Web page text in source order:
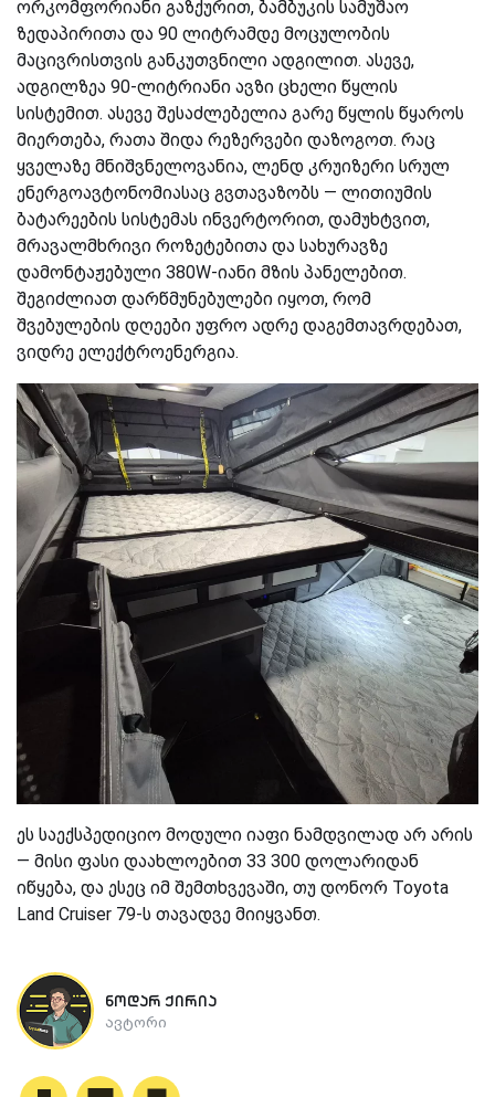
ორკომფორიანი გაზქურით, ბამბუკის სამუშაო
ზედაპირითა და 90 ლიტრამდე მოცულობის
მაცივრისთვის განკუთვნილი ადგილით. ასევე,
ადგილზეა 90-ლიტრიანი ავზი ცხელი წყლის
სისტემით. ასევე შესაძლებელია გარე წყლის წყაროს
მიერთება, რათა შიდა რეზერვები დაზოგოთ. რაც
ყველაზე მნიშვნელოვანია, ლენდ კრუიზერი სრულ
ენერგოავტონომიასაც გვთავაზობს — ლითიუმის
ბატარეების სისტემას ინვერტორით, დამუხტვით,
მრავალმხრივი როზეტებითა და სახურავზე
დამონტაჟებული 380W-იანი მზის პანელებით.
შეგიძლიათ დარწმუნებულები იყოთ, რომ
შვებულების დღეები უფრო ადრე დაგემთავრდებათ,
ვიდრე ელექტროენერგია.
ეს საექსპედიციო მოდული იაფი ნამდვილად არ არის
— მისი ფასი დაახლოებით 33 300 დოლარიდან
იწყება, და ესეც იმ შემთხვევაში, თუ დონორ Toyota
Land Cruiser 79-ს თავადვე მიიყვანთ.
ნოდარ ქირია
ავტორი